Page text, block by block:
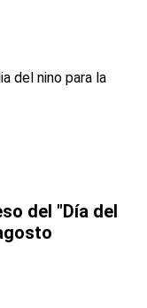
del "Día del